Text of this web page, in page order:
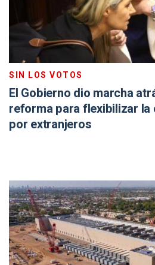
SIN LOS VOTOS
El Gobierno dio marcha
reforma para flexibilizar
por extranjeros